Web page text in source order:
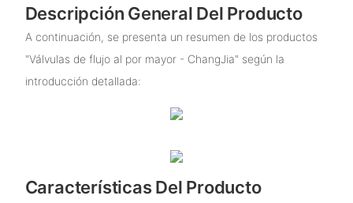
Descripción General Del Producto
A continuación, se presenta un resumen de los productos
"Válvulas de flujo al por mayor - ChangJia" según la
introducción detallada:
Características Del Producto